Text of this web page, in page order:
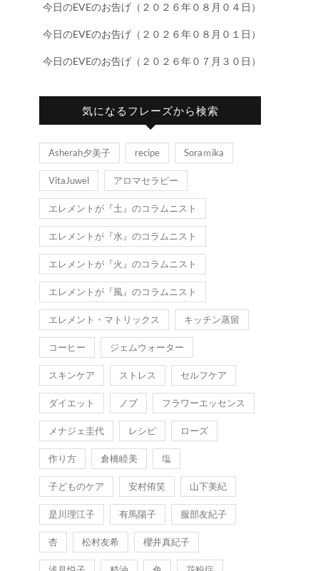
今日のEVEのお告げ（２０２６年０８月０４日）
今日のEVEのお告げ（２０２６年０８月０１日）
今日のEVEのお告げ（２０２６年０７月３０日）
気になるフレーズから検索
Asherah夕美子 recipe Soraｍika
VitaJuwel アロマセラピー
エレメントが『土』のコラムニスト
エレメントが『水』のコラムニスト
エレメントが『火』のコラムニスト
エレメントが『風』のコラムニスト
エレメント・マトリックス キッチン蒸留
コーヒー ジェムウォーター
スキンケア ストレス セルフケア
ダイエット ノブ フラワーエッセンス
メナジェ圭代 レシピ ローズ
作り方 倉橋睦美 塩
子どものケア 安村侑笑 山下美紀
是川理江子 有馬陽子 服部友紀子
杏 松村友希 櫻井真紀子